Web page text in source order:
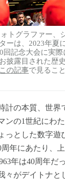
トグラファー、
ーは、2023年夏
回記念大会に実際
披露目された歴
この記事で見るこ
の本質、世界
ンの1世紀にわ
っとした数字遊
周年にあたり、
年は40周年だ
々がデイトナと